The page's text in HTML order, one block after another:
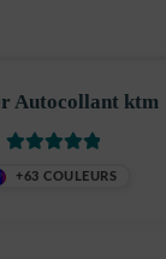
Autocollant ktm
+63 COULEURS